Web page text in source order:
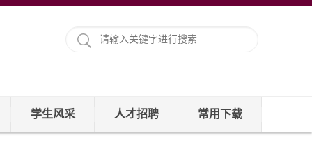
学生风采 人才招聘 常用下载